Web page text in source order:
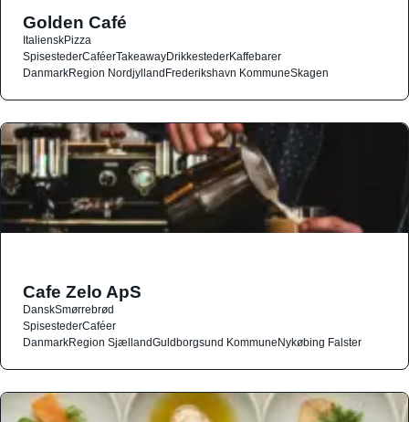
Golden Café
ItalienskPizza
SpisestederCaféerTakeawayDrikkestederKaffebarer
DanmarkRegion NordjyllandFrederikshavn KommuneSkagen
Cafe Zelo ApS
DanskSmørrebrød
SpisestederCaféer
DanmarkRegion SjællandGuldborgsund KommuneNykøbing Falster